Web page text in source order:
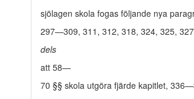
sjölagen skola fogas följande nya
297—309, 311, 312, 318, 324, 325,
dels
att 58—
70 §§ skola utgöra fjärde kapitlet,